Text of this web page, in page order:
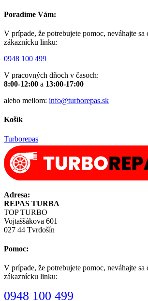
Poradíme Vám:
V prípade, že potrebujete pomoc, neváhajte sa
zákaznícku linku:
0948 100 499
V pracovných dňoch v časoch:
8:00-12:00 a 13:00-17:00
alebo meilom: info@turborepas.sk
Košík
Turborepas
Adresa:
REPAS TURBA
TOP TURBO
Vojtaššákova 601
027 44 Tvrdošín
Pomoc:
V prípade, že potrebujete pomoc, neváhajte sa
zákaznícku linku:
0948 100 499